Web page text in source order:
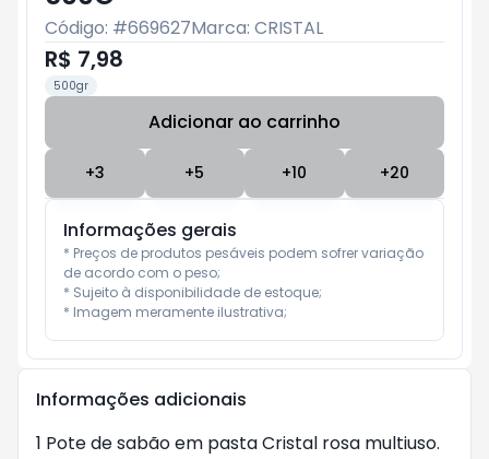
Código: #669627Marca: CRISTAL
R$ 7,98
500gr
Adicionar ao carrinho
+3 +5 +10 +20
Informações gerais
* Preços de produtos pesáveis podem sofrer variação
de acordo com o peso;
* Sujeito à disponibilidade de estoque;
* Imagem meramente ilustrativa;
Informações adicionais
1 Pote de sabão em pasta Cristal rosa multiuso.